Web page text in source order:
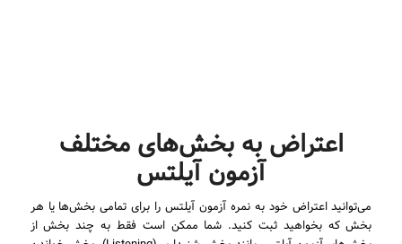
اعتراض به بخش‌های مختلف
آزمون آیلتس
می‌توانید اعتراض خود به نمره آزمون آیلتس را برای تمامی بخش‌ها یا هر
بخش که بخواهید ثبت کنید. شما ممکن است فقط به چند بخش از